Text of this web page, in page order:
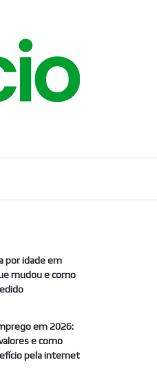
por idade em
mudou e como
em 2026:
e como
pela internet